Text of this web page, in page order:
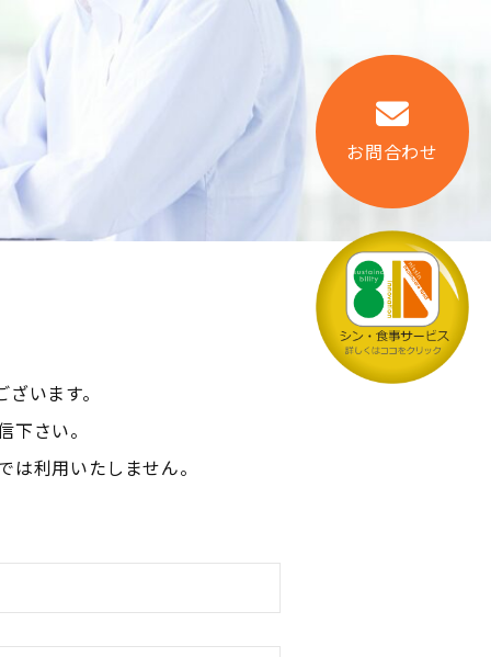
います。
さい。
利用いたしません。
お問合わせ